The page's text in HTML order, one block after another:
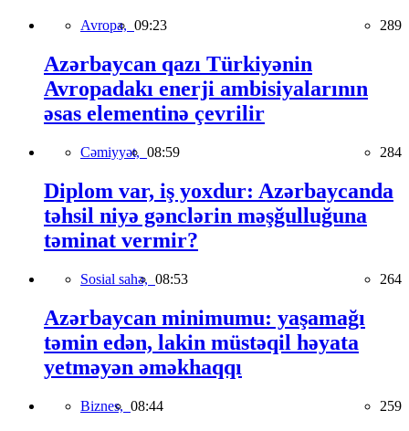
Avropa, 09:23 289
Azərbaycan qazı Türkiyənin
Avropadakı enerji ambisiyalarının
əsas elementinə çevrilir
Cəmiyyət, 08:59 284
Diplom var, iş yoxdur: Azərbaycanda
təhsil niyə gənclərin məşğulluğuna
təminat vermir?
Sosial sahə, 08:53 264
Azərbaycan minimumu: yaşamağı
təmin edən, lakin müstəqil həyata
yetməyən əməkhaqqı
Biznes, 08:44 259